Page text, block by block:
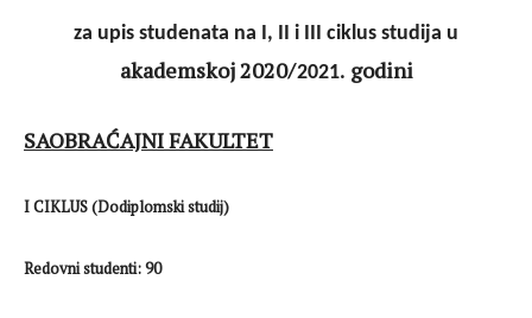
za upis studenata na I, II i III ciklus studija u
akademskoj 2020/2021. godini
SAOBRAĆAJNI FAKULTET
I CIKLUS (Dodiplomski studij)
Redovni studenti: 90